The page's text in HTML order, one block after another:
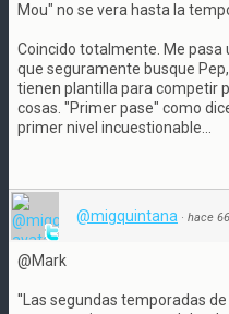
Mou" no se vera hasta la
Coincido totalmente. Me pasa
que seguramente busque
tienen plantilla para competir
cosas. "Primer pase" como
primer nivel incuestionable...
@migquintana · hace
@Mark
''Las segundas temporadas